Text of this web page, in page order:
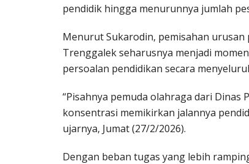
pendidik hingga menurunnya jumlah
Menurut Sukarodin, pemisahan urusan
Trenggalek seharusnya menjadi
persoalan pendidikan secara
“Pisahnya pemuda olahraga dari Dinas
konsentrasi memikirkan jalannya
ujarnya, Jumat (27/2/2026).
Dengan beban tugas yang lebih